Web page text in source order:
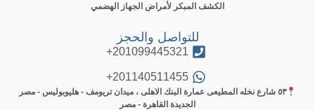
الكشف المبكر لأمراض الجهاز الهضمي
للتواصل والحجز
201099445321+
201140511455+
٥٣ شارع نخله المطيعى عمارة البنك الاهلى ، ميدان تريومف - هليوبوليس - مصر
الجديدة القاهرة - مصر